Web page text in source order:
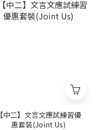
【中二】文言文應試練習優
惠套裝(Joint Us)